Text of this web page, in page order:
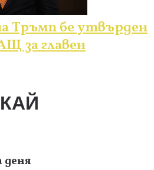
Тръмп бе утвърден
за главен